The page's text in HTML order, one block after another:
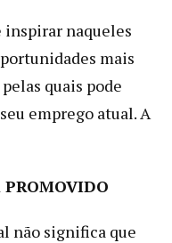
inspirar naqueles
mais
quais pode
emprego atual. A
PROMOVIDO
não significa que